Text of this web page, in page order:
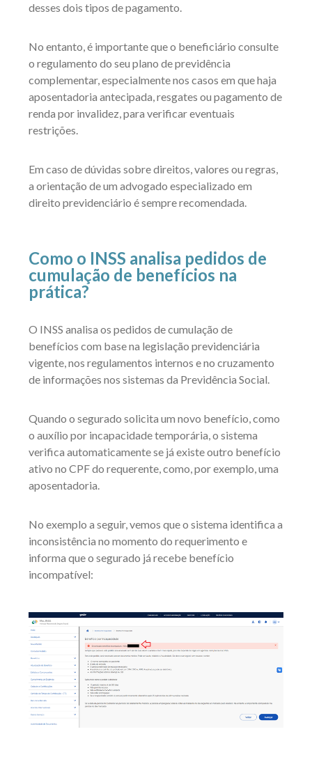
desses dois tipos de pagamento.
No entanto, é importante que o beneficiário consulte
o regulamento do seu plano de previdência
complementar, especialmente nos casos em que haja
aposentadoria antecipada, resgates ou pagamento de
renda por invalidez, para verificar eventuais
restrições.
Em caso de dúvidas sobre direitos, valores ou regras,
a orientação de um advogado especializado em
direito previdenciário é sempre recomendada.
Como o INSS analisa pedidos de
cumulação de benefícios na
prática?
O INSS analisa os pedidos de cumulação de
benefícios com base na legislação previdenciária
vigente, nos regulamentos internos e no cruzamento
de informações nos sistemas da Previdência Social.
Quando o segurado solicita um novo benefício, como
o auxílio por incapacidade temporária, o sistema
verifica automaticamente se já existe outro benefício
ativo no CPF do requerente, como, por exemplo, uma
aposentadoria.
No exemplo a seguir, vemos que o sistema identifica a
inconsistência no momento do requerimento e
informa que o segurado já recebe benefício
incompatível: